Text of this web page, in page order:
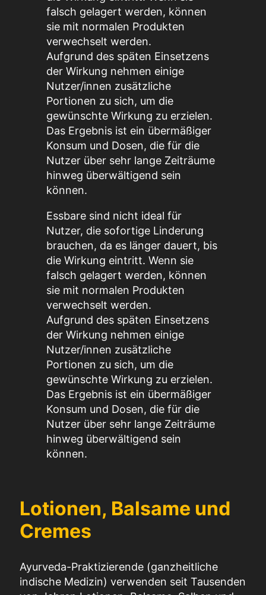
falsch gelagert werden, können
sie mit normalen Produkten
verwechselt werden.
Aufgrund des späten Einsetzens
der Wirkung nehmen einige
Nutzer/innen zusätzliche
Portionen zu sich, um die
gewünschte Wirkung zu erzielen.
Das Ergebnis ist ein übermäßiger
Konsum und Dosen, die für die
Nutzer über sehr lange Zeiträume
hinweg überwältigend sein
können.
Essbare sind nicht ideal für
Nutzer, die sofortige Linderung
brauchen, da es länger dauert, bis
die Wirkung eintritt. Wenn sie
falsch gelagert werden, können
sie mit normalen Produkten
verwechselt werden.
Aufgrund des späten Einsetzens
der Wirkung nehmen einige
Nutzer/innen zusätzliche
Portionen zu sich, um die
gewünschte Wirkung zu erzielen.
Das Ergebnis ist ein übermäßiger
Konsum und Dosen, die für die
Nutzer über sehr lange Zeiträume
hinweg überwältigend sein
können.
Lotionen, Balsame und
Cremes
Ayurveda-Praktizierende (ganzheitliche
indische Medizin) verwenden seit Tausenden